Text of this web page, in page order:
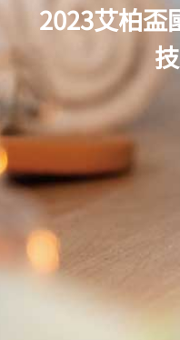
2023艾柏盃